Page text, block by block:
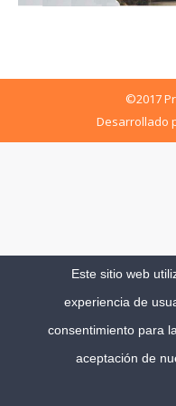
©2017
Desarrollado
Este sitio web
experiencia de
consentimiento para
aceptación de